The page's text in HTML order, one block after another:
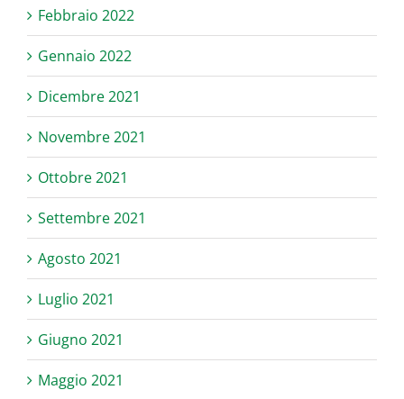
Febbraio 2022
Gennaio 2022
Dicembre 2021
Novembre 2021
Ottobre 2021
Settembre 2021
Agosto 2021
Luglio 2021
Giugno 2021
Maggio 2021